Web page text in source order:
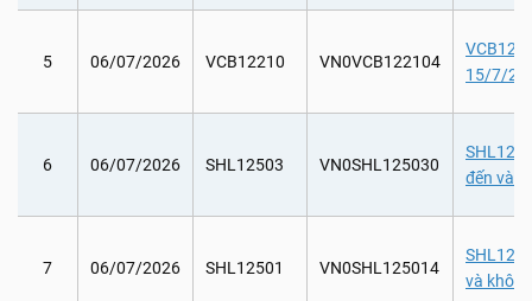
5 06/07/2026 VCB12210 VN0VCB122104
15/7/
6 06/07/2026 SHL12503 VN0SHL125030
đến và
7 06/07/2026 SHL12501 VN0SHL125014
và